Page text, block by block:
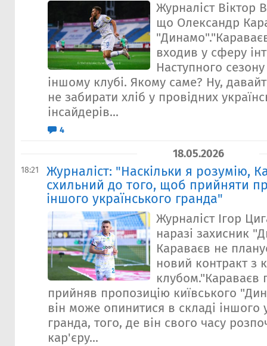
Журналіст Віктор
що Олександр
входив у сферу
Наступного
іншому клубі. Якому саме? Ну,
не забирати хліб у провідних
інсайдерів...
4
18.05.2026
18:21
Журналіст: "Наскільки я розумію,
схильний до того, щоб прийняти
іншого українського гранда"
Журналіст Ігор
наразі захисник
Караваєв не
новий контракт з
клубом."Караваєв
прийняв пропозицію київського
він може опинитися в складі іншого
гранда, того, де він свого часу
кар'єру...